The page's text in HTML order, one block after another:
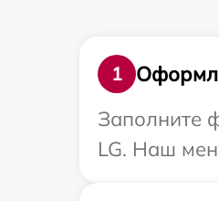
1
Заполните
LG. Наш